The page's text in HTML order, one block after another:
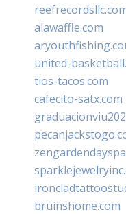
alawaffle.com
united-
tios-tacos.com
cafecito-satx.com
bruinshome.com